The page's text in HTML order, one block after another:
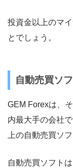
投資金以上のマ
とでしょう。
自動売買ソ
GEM Forexは、
内最大手の会社
上の自動売買ソ
自動売買ソフト